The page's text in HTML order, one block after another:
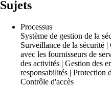
d'importance.
Mettre en œuvre
Sujets
Processus
Système de gestion de la
Surveillance de la sécurité
avec les fournisseurs de
des activités | Gestion des
responsabilités | Protection
Contrôle d'accès